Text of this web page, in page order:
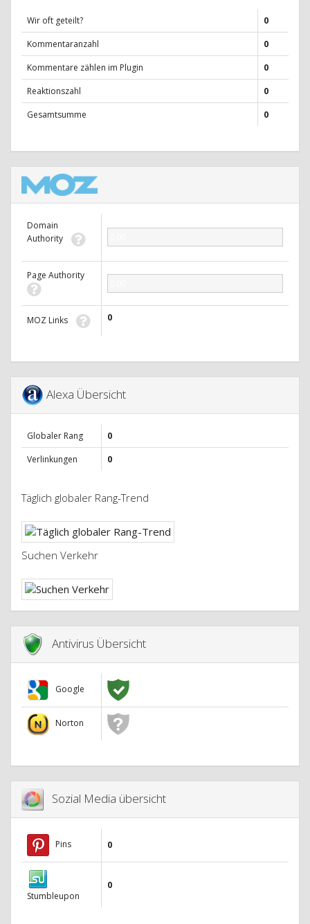
Wir oft geteilt?
0
Kommentaranzahl
0
Kommentare zählen im Plugin
0
Reaktionszahl
0
Gesamtsumme
0
Domain
Authority
Page Authority
MOZ Links 0
Alexa Übersicht
Globaler Rang
0
Verlinkungen
0
Täglich globaler Rang-Trend
Suchen Verkehr
Antivirus Übersicht
Google
Norton
Sozial Media übersicht
Pins 0
Stumbleupon
0